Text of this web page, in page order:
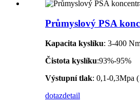
Průmyslový PSA
Kapacita kyslíku: 3-400
Čistota kyslíku:93%-95%
Výstupní tlak: 0,1-0,3Mpa
dotazdetail